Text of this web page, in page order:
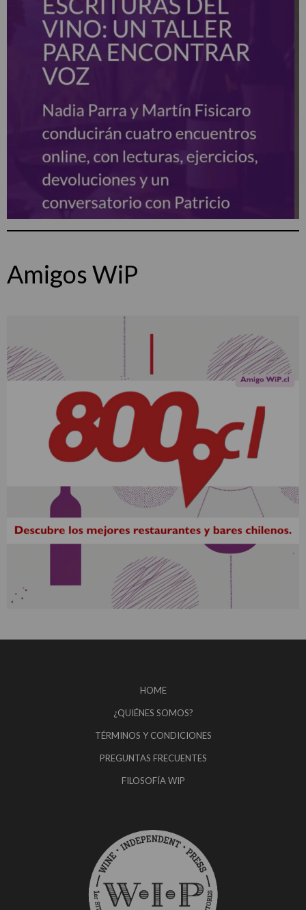
Amigos WiP
HOME
¿QUIÉNES SOMOS?
TÉRMINOS Y CONDICIONES
PREGUNTAS FRECUENTES
FILOSOFÍA WIP